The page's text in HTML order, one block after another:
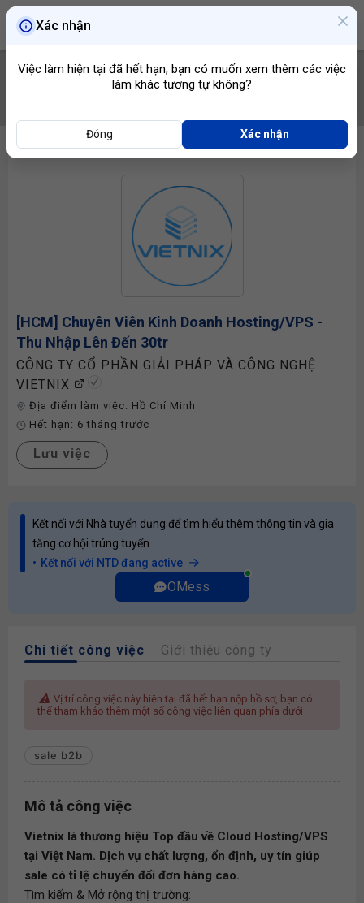
[HCM] Chuyên Viên Kinh Doanh Hosting/VPS -
Thu Nhập Lên Đến 30tr
CÔNG TY CỔ PHẦN GIẢI PHÁP VÀ CÔNG NGHỆ
VIETNIX
Địa điểm làm việc: Hồ Chí Minh
Hết hạn: 6 tháng trước
Lưu việc
Kết nối với Nhà tuyển dụng để tìm hiểu thêm thông tin và gia
tăng cơ hội trúng tuyển
Kết nối với NTD đang active
OMess
Chi tiết công việc Giới thiệu công ty
Vị trí công việc này hiện tại đã hết hạn nộp hồ sơ, bạn có
thể tham khảo thêm một số công việc liên quan phía dưới
sale b2b
Mô tả công việc
Vietnix là thương hiệu Top đầu về Cloud Hosting/VPS
tại Việt Nam. Dịch vụ chất lượng, ổn định, uy tín giúp
sale có tỉ lệ chuyển đổi đơn hàng cao.
Tìm kiếm & Mở rộng thị trường:
Xác nhận
Việc làm hiện tại đã hết hạn, bạn có muốn xem thêm các việc
làm khác tương tự không?
Đóng Xác nhận